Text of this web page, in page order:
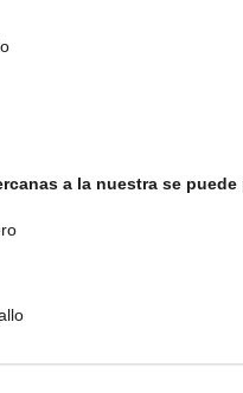
a la nuestra se puede